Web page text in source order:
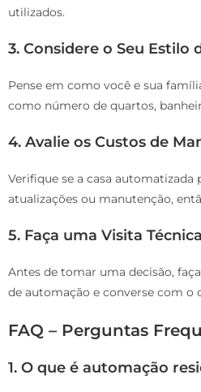
utilizados.
3. Considere o Seu Estilo
Pense em como você e sua
como número de quartos,
4. Avalie os Custos de
Verifique se a casa
atualizações ou manutenção,
5. Faça uma Visita Técnica
Antes de tomar uma decisão,
de automação e converse com o
FAQ – Perguntas
1. O que é automação